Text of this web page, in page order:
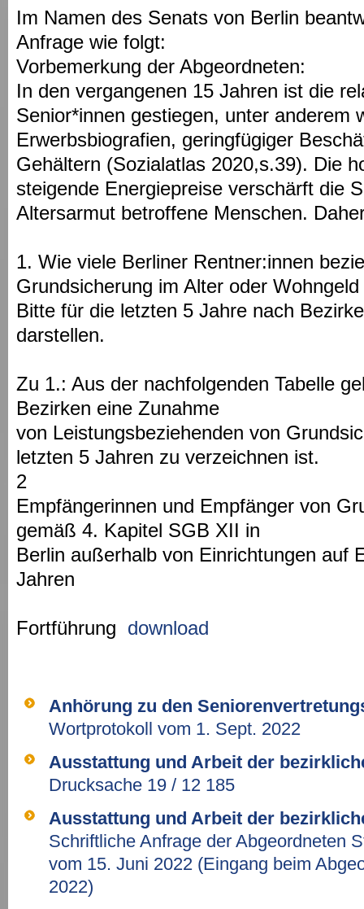
Im Namen des Senats von Berlin
Anfrage wie folgt:
Vorbemerkung der Abgeordneten:
In den vergangenen 15 Jahren ist die
Senior*innen gestiegen, unter anderem
Erwerbsbiografien, geringfügiger
Gehältern (Sozialatlas 2020,s.39). Die
steigende Energiepreise verschärft die
Altersarmut betroffene Menschen.
1. Wie viele Berliner Rentner:innen
Grundsicherung im Alter oder Wohngeld
Bitte für die letzten 5 Jahre nach
darstellen.
Zu 1.: Aus der nachfolgenden Tabelle
Bezirken eine Zunahme
von Leistungsbeziehenden von
letzten 5 Jahren zu verzeichnen ist.
2
Empfängerinnen und Empfänger von
gemäß 4. Kapitel SGB XII in
Berlin außerhalb von Einrichtungen auf
Jahren
Fortführung download
Anhörung zu den
Wortprotokoll vom 1. Sept. 2022
Ausstattung und Arbeit der
Drucksache 19 / 12 185
Ausstattung und Arbeit der
Schriftliche Anfrage der Abgeordneten
vom 15. Juni 2022 (Eingang beim
2022)